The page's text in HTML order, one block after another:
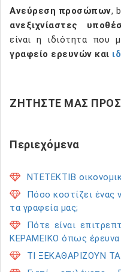
Ανεύρεση προσώπων,
ανεξιχνίαστες
είναι η ιδιότητα που
γραφείο ερευνών και
ΖΗΤΗΣΤΕ ΜΑΣ
Περιεχόμενα
ΝΤΕΤΕΚΤΙΒ
Πόσο κοστίζει ένας
τα γραφεία μας;
Πότε είναι
ΚΕΡΑΜΕΙΚΟ όπως
ΤΙ ΞΕΚΑΘΑΡΙΖΟΥΝ